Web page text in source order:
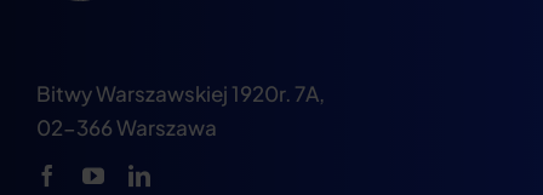
Bitwy Warszawskiej 1920r. 7A,
02-366 Warszawa